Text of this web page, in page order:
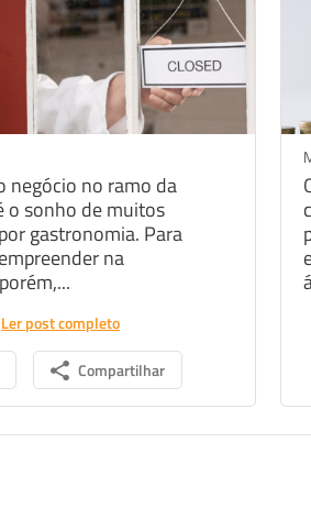
negócio no ramo da
o sonho de muitos
gastronomia. Para
na
Ler post completo
Compartilhar